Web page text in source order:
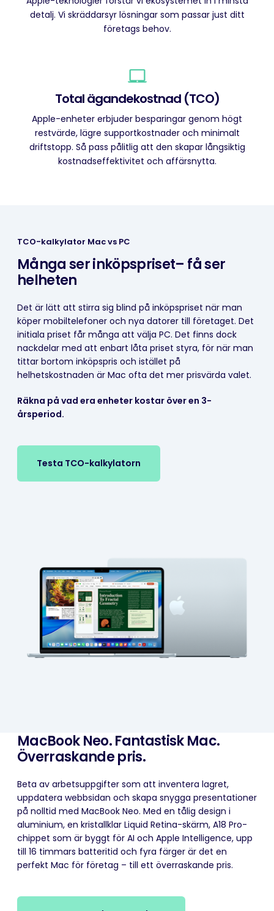
detalj. Vi skräddarsyr lösningar som passar just ditt
företags behov.
Total ägandekostnad (TCO)
Apple-enheter erbjuder besparingar genom högt
restvärde, lägre supportkostnader och minimalt
driftstopp. Så pass pålitlig att den skapar långsiktig
kostnadseffektivitet och affärsnytta.
TCO-kalkylator Mac vs PC
Många ser inköpspriset– få ser
helheten
Det är lätt att stirra sig blind på inköpspriset när man
köper mobiltelefoner och nya datorer till företaget. Det
initiala priset får många att välja PC. Det finns dock
nackdelar med att enbart låta priset styra, för när man
tittar bortom inköpspris och istället på
helhetskostnaden är Mac ofta det mer prisvärda valet.
Räkna på vad era enheter kostar över en 3-
årsperiod.
Testa TCO-kalkylatorn
MacBook Neo. Fantastisk Mac.
Överraskande pris.
Beta av arbetsuppgifter som att inventera lagret,
uppdatera webbsidan och skapa snygga presentationer
på nolltid med MacBook Neo. Med en tålig design i
aluminium, en kristallklar Liquid Retina-skärm, A18 Pro-
chippet som är byggt för AI och Apple Intelligence, upp
till 16 timmars batteritid och fyra färger är det en
perfekt Mac för företag – till ett överraskande pris.